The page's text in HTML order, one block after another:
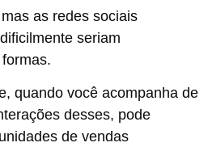
as redes sociais
seriam
quando você acompanha de
desses, pode
de vendas